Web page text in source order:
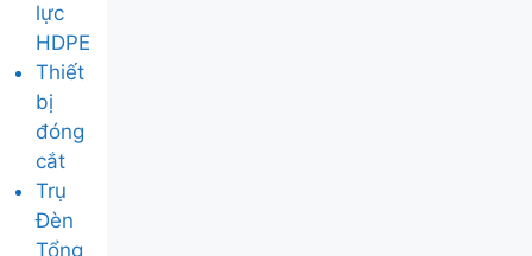
lực
HDPE
Thiết
bị
đóng
cắt
Trụ
Đèn
Tổng